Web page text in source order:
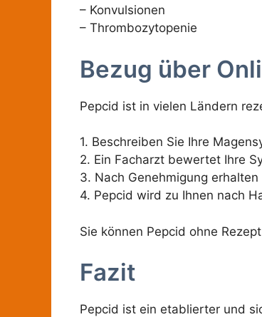
– Konvulsionen
– Thrombozytopenie
Bezug über
Pepcid ist in vielen Ländern
1. Beschreiben Sie Ihre
2. Ein Facharzt bewertet Ihre
3. Nach Genehmigung
4. Pepcid wird zu Ihnen nach
Sie können Pepcid ohne
Fazit
Pepcid ist ein etablierter und